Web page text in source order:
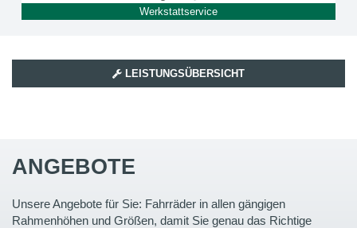
Werkstattservice
LEISTUNGSÜBERSICHT
ANGEBOTE
Unsere Angebote für Sie: Fahrräder in allen gängigen
Rahmenhöhen und Größen, damit Sie genau das Richtige